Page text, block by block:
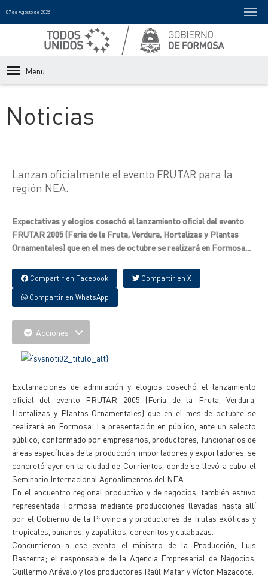
07 de Agosto de 2026
Menu
Noticias
Lanzan oficialmente el evento FRUTAR para la
región NEA.
Expectativas y elogios cosechó el lanzamiento oficial del evento
FRUTAR 2005 (Feria de la Fruta, Verdura, Hortalizas y Plantas
Ornamentales) que en el mes de octubre se realizará en Formosa...
Compartir en Facebook Compartir en X
Compartir en WhatsApp
Acciones
Exclamaciones de admiración y elogios cosechó el lanzamiento
oficial del evento FRUTAR 2005 (Feria de la Fruta, Verdura,
Hortalizas y Plantas Ornamentales) que en el mes de octubre se
realizará en Formosa. La presentación en público, ante un selecto
público, conformado por empresarios, productores, funcionarios de
áreas específicas de la producción, importadores y exportadores, se
concretó ayer en la ciudad de Corrientes, donde se llevó a cabo el
Seminario Internacional Agroalimentos del NEA.
En el encuentro regional productivo y de negocios, también estuvo
representada Formosa mediante producciones llevadas hasta allí
por el Gobierno de la Provincia y productores de frutas exóticas y
tropicales, bananos, y zapallitos, coreanitos y calabazas.
Concurrieron a ese evento el ministro de la Producción, Luis
Basterra; el responsable de la Agencia Empresarial de Negocios,
Guillermo Arévalo y los productores Raúl Matar y Víctor Mazacote.